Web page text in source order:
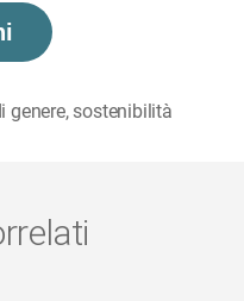
genere, sostenibilità